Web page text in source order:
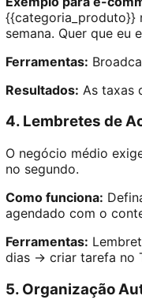
{{categoria_produto}}
semana. Quer que eu
Ferramentas:
Resultados: As taxas
4. Lembretes de
O negócio médio
no segundo.
Como funciona:
agendado com o
Ferramentas:
dias → criar tarefa no
5. Organização